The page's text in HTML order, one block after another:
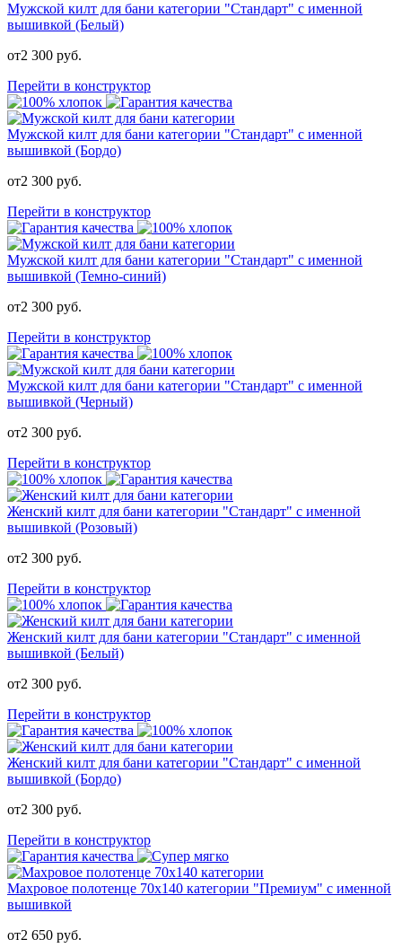
Мужской килт для бани категории "Стандарт" с именной
вышивкой (Белый)
от2 300 руб.
Перейти в конструктор
Мужской килт для бани категории "Стандарт" с именной
вышивкой (Бордо)
от2 300 руб.
Перейти в конструктор
Мужской килт для бани категории "Стандарт" с именной
вышивкой (Темно-синий)
от2 300 руб.
Перейти в конструктор
Мужской килт для бани категории "Стандарт" с именной
вышивкой (Черный)
от2 300 руб.
Перейти в конструктор
Женский килт для бани категории "Стандарт" с именной
вышивкой (Розовый)
от2 300 руб.
Перейти в конструктор
Женский килт для бани категории "Стандарт" с именной
вышивкой (Белый)
от2 300 руб.
Перейти в конструктор
Женский килт для бани категории "Стандарт" с именной
вышивкой (Бордо)
от2 300 руб.
Перейти в конструктор
Махровое полотенце 70х140 категории "Премиум" с именной
вышивкой
от2 650 руб.